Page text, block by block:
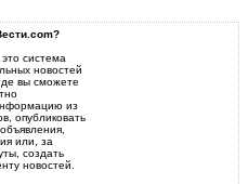
система
новостей
вы сможете
из
опубликовать
или, за
создать
новостей.